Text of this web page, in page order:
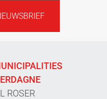
ROSER